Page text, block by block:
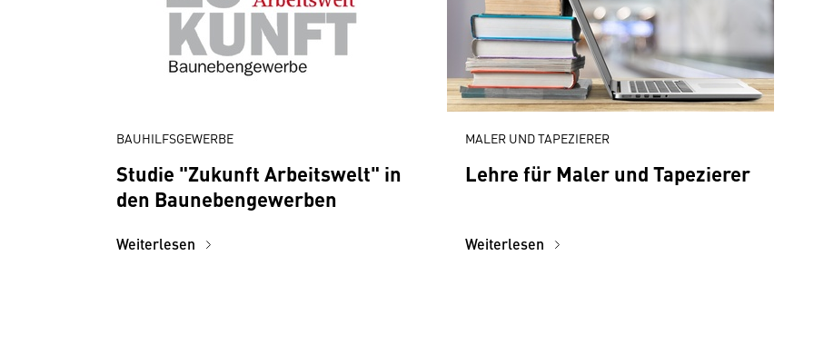
BAUHILFSGEWERBE
Studie "Zukunft Arbeitswelt" in
den Baunebengewerben
Weiterlesen
MALER UND TAPEZIERER
Lehre für Maler und Tapezierer
Weiterlesen